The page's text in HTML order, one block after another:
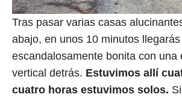
Tras pasar varias casas
abajo, en unos 10 minutos
escandalosamente bonita con una
vertical detrás. Estuvimos allí
cuatro horas estuvimos solos.